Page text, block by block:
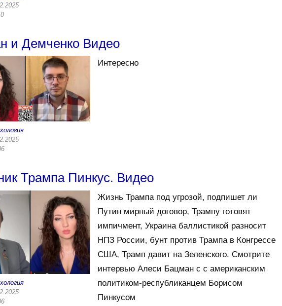
и Демченко Видео
Интересно
Трампа Пинкус. Видео
Жизнь Трампа под угрозой, подпишет ли
Путин мирный договор, Трампу готовят
импичмент, Украина баллистикой разносит
НПЗ России, бунт против Трампа в Конгрессе
США, Трамп давит на Зеленского. Смотрите
интервью Алеси Бацман с с американским
политиком-республиканцем Борисом
Пинкусом